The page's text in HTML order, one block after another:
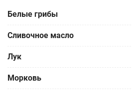
Белые грибы
Сливочное масло
Лук
Морковь